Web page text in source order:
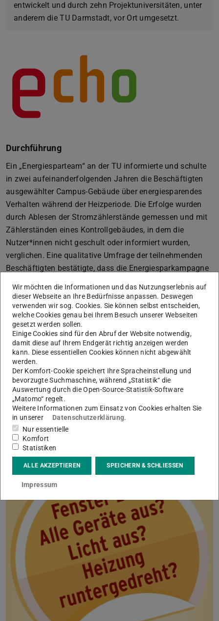
entwickelt und durch zehn Projektuniversitäten, unter
anderem die TU Darmstadt, vor Ort umgesetzt.
Durchführung
Ein „Energiesparteam“ an der TU informierte und schulte
in zwei aufeinanderfolgenden Jahren die Beschäftigten
ausgewählter Campus-Gebäude über energiesparendes
Verhalten während der Heizperiode. Die Erfolge wurden
durch Ablesen der Stromzählerstände gemessen und mit
Zählerständen eines Kontrollgebäudes, in dem die
Nutzer*innen nicht geschult oder informiert wurden,
verglichen. Eine qualitative Umfrage der teilnehmenden
Beschäftigten bestätigte, dass die Energiesparkampagne
hat.
Ziele
Die Beschäftigten der TU sollen langfristig sensibiliert
werden, um den Strom- und Wärmeverbrauch zu
reduzieren. Damit werden sowohl CO₂ als auch Kosten
eingespart. Gleichzeitig hat dieses Verhalten eine
Multiplikatorwirkung, denn die Tipps zum Umgang mit
Strom und Wärme werden auch im Privaten umgesetzt,
wodurch wiederum sekundäre Zielgruppen erreicht
werden können.
Wir möchten die Informationen und das Nutzungserlebnis auf
dieser Webseite an Ihre Bedürfnisse anpassen. Deswegen
verwenden wir sog. Cookies. Sie können selbst entscheiden,
welche Cookies genau bei Ihrem Besuch unserer Webseiten
gesetzt werden sollen.
Einige Cookies sind für den Abruf der Website notwendig,
damit diese auf Ihrem Endgerät richtig anzeigen werden
kann. Diese essentiellen Cookies können nicht abgewählt
werden.
Der Komfort-Cookie speichert Ihre Spracheinstellung und
bevorzugte Suchmaschine, während „Statistik“ die
Auswertung durch die Open-Source-Statistik-Software
„Matomo“ regelt.
Weitere Informationen zum Einsatz von Cookies erhalten Sie
in unserer
Datenschutzerklärung.
Nur essentielle
Komfort
Statistiken
ALLE AKZEPTIEREN SPEICHERN & SCHLIESSEN
Impressum